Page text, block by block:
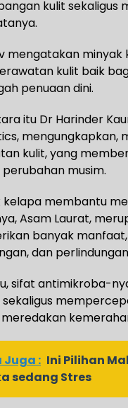
kulit
mengatakan minyak
kulit baik
penuaan dini.
itu Dr Harinder
mengungkapkan,
kulit, yang
musim.
kelapa membantu
Asam Laurat,
banyak
dan
sifat antimikroba-
Juga : Ini Pilihan
sedang Stres